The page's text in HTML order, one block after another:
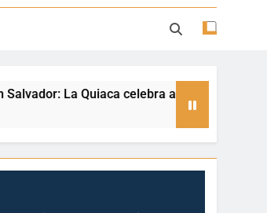
a una referente nacional del taekwondo